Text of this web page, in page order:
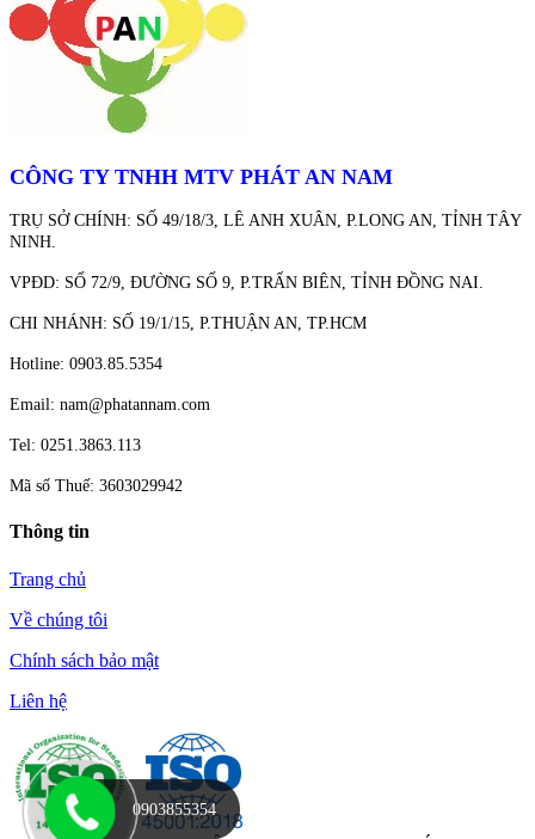
CÔNG TY TNHH MTV PHÁT AN NAM
TRỤ SỞ CHÍNH: SỐ 49/18/3, LÊ ANH XUÂN, P.LONG AN, TỈNH TÂY
NINH.
VPĐD: SỐ 72/9, ĐƯỜNG SỐ 9, P.TRẤN BIÊN, TỈNH ĐỒNG NAI.
CHI NHÁNH: SỐ 19/1/15, P.THUẬN AN, TP.HCM
Hotline: 0903.85.5354
Email: nam@phatannam.com
Tel: 0251.3863.113
Mã số Thuế: 3603029942
Thông tin
Trang chủ
Về chúng tôi
Chính sách bảo mật
Liên hệ
0903855354